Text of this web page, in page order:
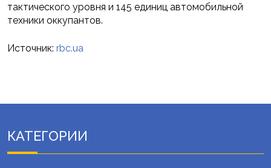
тактического уровня и 145 единиц автомобильной
техники оккупантов.
Источник: rbc.ua
КАТЕГОРИИ